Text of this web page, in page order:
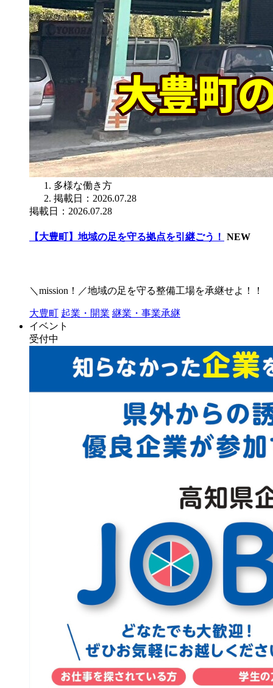
多様な働き方
掲載日：2026.07.28
掲載日：2026.07.28
【大豊町】地域の足を守る拠点を引継ごう！ NEW
＼mission！／地域の足を守る整備工場を承継せよ！！
大豊町 起業・開業 継業・事業承継
イベント
受付中